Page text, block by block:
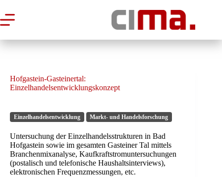
Inhalt
springen
Hofgastein-Gasteinertal:
Einzelhandelsentwicklungskonzept
Einzelhandelsentwicklung Markt- und Handelsforschung
Untersuchung der Einzelhandelsstrukturen in Bad
Hofgastein sowie im gesamten Gasteiner Tal mittels
Branchenmixanalyse, Kaufkraftstromuntersuchungen
(postalisch und telefonische Haushaltsinterviews),
elektronischen Frequenzmessungen, etc.